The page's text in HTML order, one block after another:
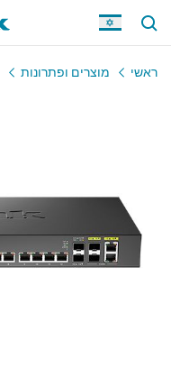
ראשי מוצרים ופתרונות